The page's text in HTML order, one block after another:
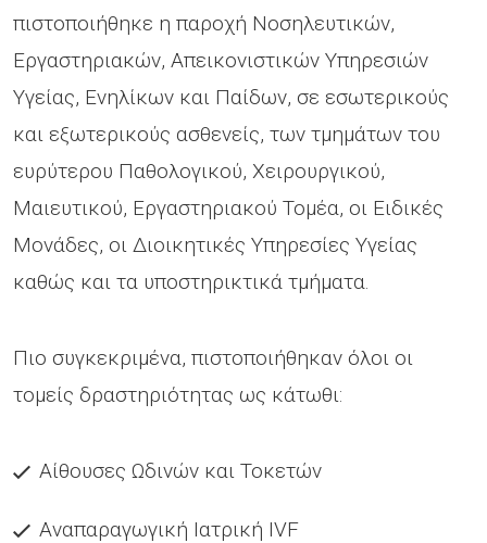
πιστοποιήθηκε η παροχή Νοσηλευτικών,
Εργαστηριακών, Απεικονιστικών Υπηρεσιών
Υγείας, Ενηλίκων και Παίδων, σε εσωτερικούς
και εξωτερικούς ασθενείς, των τμημάτων του
ευρύτερου Παθολογικού, Χειρουργικού,
Μαιευτικού, Εργαστηριακού Τομέα, οι Ειδικές
Μονάδες, οι Διοικητικές Υπηρεσίες Υγείας
καθώς και τα υποστηρικτικά τμήματα.
Πιο συγκεκριμένα, πιστοποιήθηκαν όλοι οι
τομείς δραστηριότητας ως κάτωθι:
Αίθουσες Ωδινών και Τοκετών
Αναπαραγωγική Ιατρική IVF